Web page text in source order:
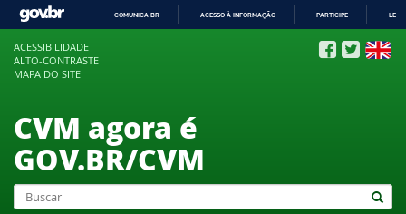
COMUNICA BR ACESSO À INFORMAÇÃO PARTICIPE
ACESSIBILIDADE
ALTO-CONTRASTE
MAPA DO SITE
CVM agora é
GOV.BR/CVM